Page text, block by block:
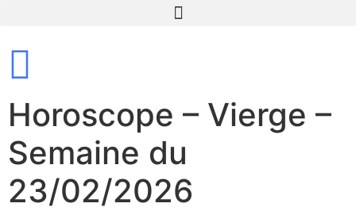
Horoscope – Vierge –
Semaine du
23/02/2026